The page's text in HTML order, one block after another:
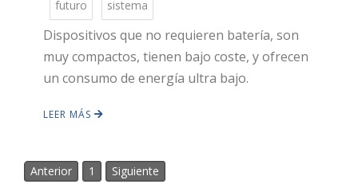
futuro sistema
Dispositivos que no requieren batería, son
muy compactos, tienen bajo coste, y ofrecen
un consumo de energía ultra bajo.
LEER MÁS
Anterior 1 Siguiente